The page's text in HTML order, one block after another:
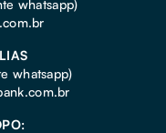
whatsapp)
whatsapp)